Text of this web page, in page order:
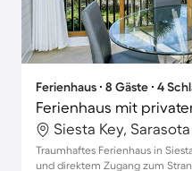
Ferienhaus ∙ 8 Gäste ∙ 4
Ferienhaus mit
Siesta Key,
Traumhaftes Ferienhaus in
und direktem Zugang zum